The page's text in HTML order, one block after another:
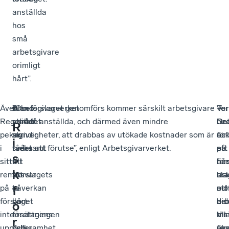
anställda
hos
små
arbetsgivare
orimligt
hårt”.
Även
Regelrådet
pekar
i
sitt
remissvar
på
förslaget
inte
Bland
annat
skriver
rådet
att
”förslagets
påverkan
på
företagens
”
R
i
s
k
f
ö
r
Arbetsgivarverket
ställer
sig
tveksamt
till
att
ta
bort
ersättningen
”Om förslaget genomförs kommer särskilt arbetsgivare
med få anställda, och därmed även mindre
myndigheter, att drabbas av utökade kostnader som är
svåra att förutse”, enligt Arbetsgivarverket.
att
att
till
på
–
är
ett
de